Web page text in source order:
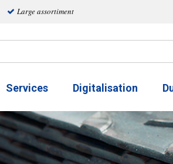
Large assortiment
Services Digitalisation